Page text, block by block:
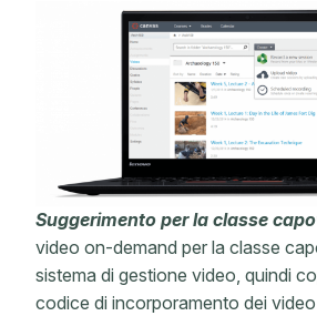
Suggerimento per la classe
video on-demand per la classe
sistema di gestione video, quindi
codice di incorporamento dei